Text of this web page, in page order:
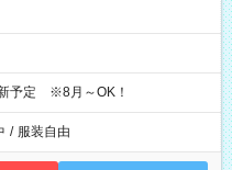
予定 ※8月～OK！
/ 服装自由